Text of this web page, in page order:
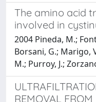
The amino acid
involved in
2004 Pineda, M.;
Borsani, G.; Marigo,
M.; Purroy, J.;
REMOVAL FROM